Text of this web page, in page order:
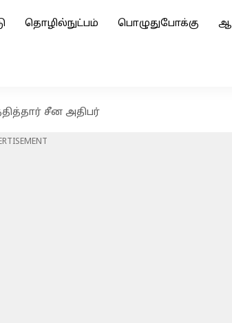
தொழில்நுட்பம் பொழுதுபோக்கு
சீன அதிபர்